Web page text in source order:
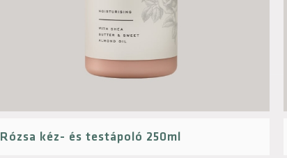
Rózsa kéz- és testápoló 250ml